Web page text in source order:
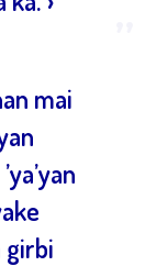
mai
girbi